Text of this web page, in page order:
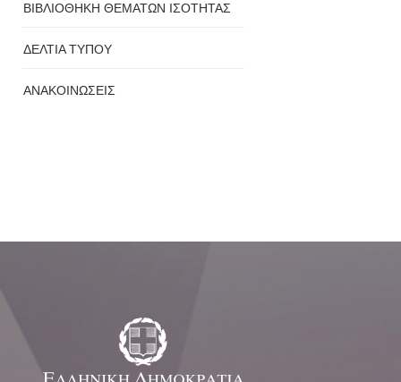
ΒΙΒΛΙΟΘΗΚΗ ΘΕΜΑΤΩΝ ΙΣΟΤΗΤΑΣ
ΔΕΛΤΙΑ ΤΥΠΟΥ
ΑΝΑΚΟΙΝΩΣΕΙΣ